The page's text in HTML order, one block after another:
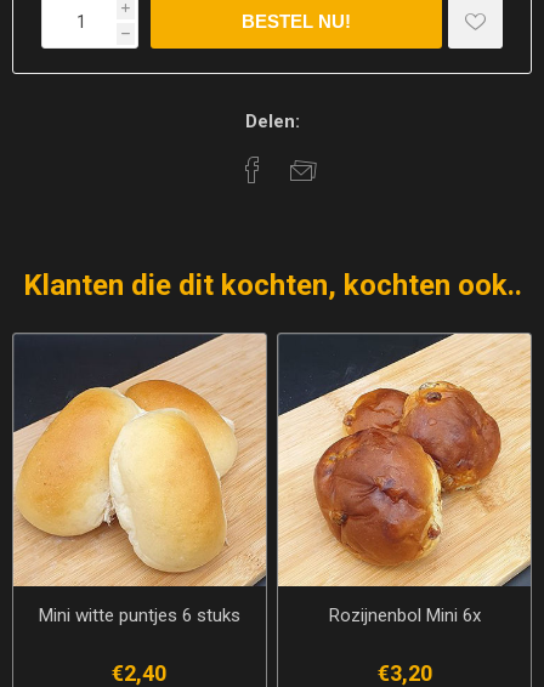
i
h
Delen:
Klanten die dit kochten, kochten ook..
Mini witte puntjes 6 stuks
€2,40
Rozijnenbol Mini 6x
€3,20